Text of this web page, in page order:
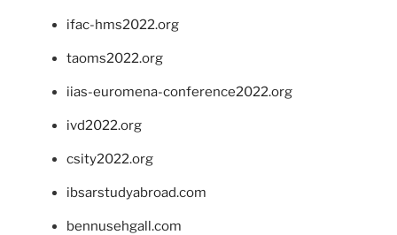
ifac-hms2022.org
taoms2022.org
iias-euromena-conference2022.org
ivd2022.org
csity2022.org
ibsarstudyabroad.com
bennusehgall.com